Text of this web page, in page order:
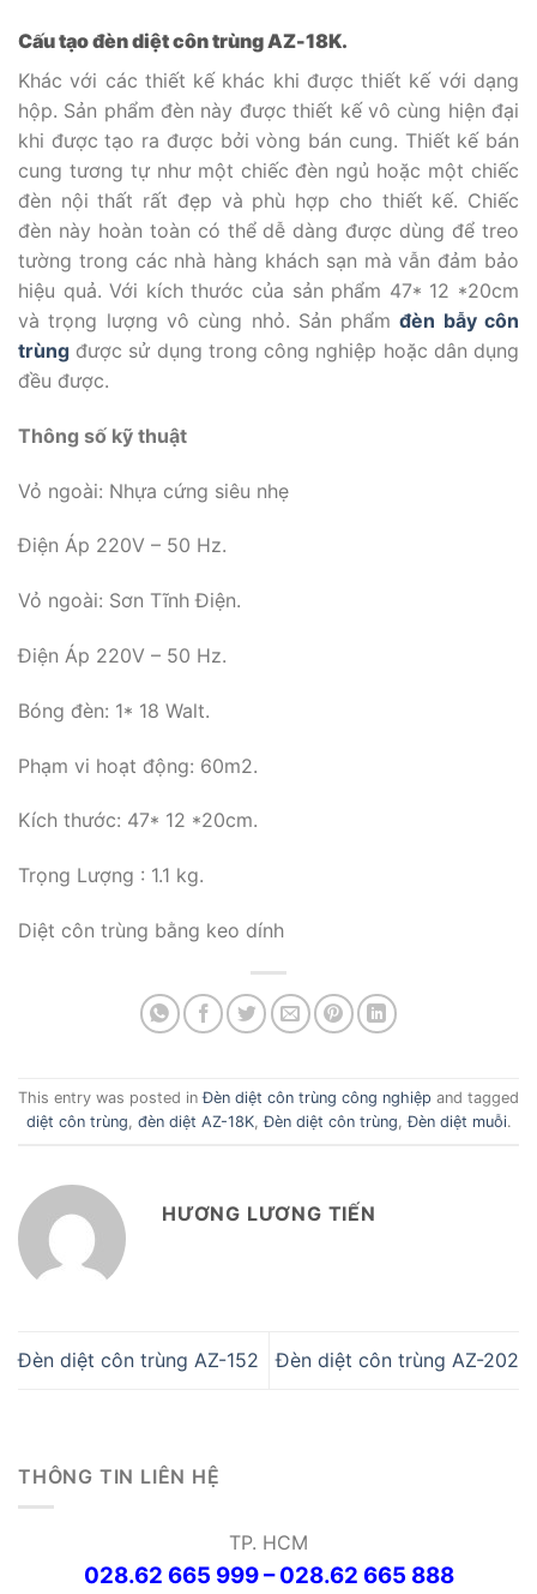
Cấu tạo đèn diệt côn trùng AZ-18K.
Khác với các thiết kế khác khi được thiết kế với dạng
hộp. Sản phẩm đèn này được thiết kế vô cùng hiện đại
khi được tạo ra được bởi vòng bán cung. Thiết kế bán
cung tương tự như một chiếc đèn ngủ hoặc một chiếc
đèn nội thất rất đẹp và phù hợp cho thiết kế. Chiếc
đèn này hoàn toàn có thể dễ dàng được dùng để treo
tường trong các nhà hàng khách sạn mà vẫn đảm bảo
hiệu quả. Với kích thước của sản phẩm 47* 12 *20cm
và trọng lượng vô cùng nhỏ. Sản phẩmđèn bẫy côn
trùng được sử dụng trong công nghiệp hoặc dân dụng
đều được.
Thông số kỹ thuật
Vỏ ngoài: Nhựa cứng siêu nhẹ
Điện Áp 220V – 50 Hz.
Vỏ ngoài: Sơn Tĩnh Điện.
Điện Áp 220V – 50 Hz.
Bóng đèn: 1* 18 Walt.
Phạm vi hoạt động: 60m2.
Kích thước: 47* 12 *20cm.
Trọng Lượng : 1.1 kg.
Diệt côn trùng bằng keo dính
This entry was posted inĐèn diệt côn trùng công nghiệp and tagged
diệt côn trùng, đèn diệt AZ-18K,Đèn diệt côn trùng,Đèn diệt muỗi.
HƯƠNG LƯƠNG TIẾN
Đèn diệt côn trùng AZ-152 Đèn diệt côn trùng AZ-202
THÔNG TIN LIÊN HỆ
TP. HCM
028.62 665 999 – 028.62 665 888